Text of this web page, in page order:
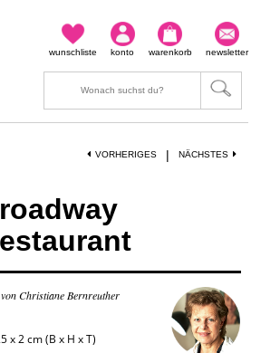
newsletter
warenkorb
konto
wunschliste
NÄCHSTES
|
VORHERIGES
Christiane Bernreuther
x 2 cm (B x H x T)